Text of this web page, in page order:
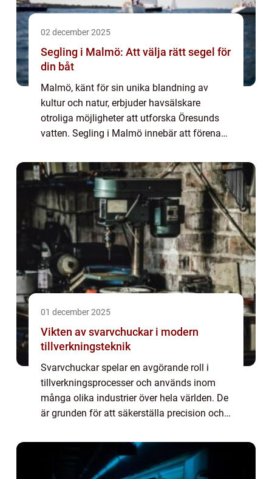
02 december 2025
Segling i Malmö: Att välja rätt segel för
din båt
Malmö, känt för sin unika blandning av
kultur och natur, erbjuder havsälskare
otroliga möjligheter att utforska Öresunds
vatten. Segling i Malmö innebär att förena
01 december 2025
Vikten av svarvchuckar i modern
tillverkningsteknik
Svarvchuckar spelar en avgörande roll i
tillverkningsprocesser och används inom
många olika industrier över hela världen. De
är grunden för att säkerställa precision och